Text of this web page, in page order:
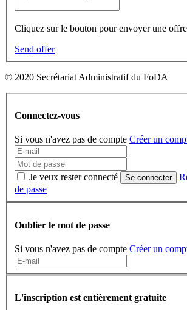
Cliquez sur le bouton pour envoyer une
Send offer
© 2020 Secrétariat Administratif du FoDA
Connectez-vous
Si vous n'avez pas de compte Créer un
Je veux rester connecté Se connecter
de passe
Oublier le mot de passe
Si vous n'avez pas de compte Créer un
L'inscription est entièrement gratuite